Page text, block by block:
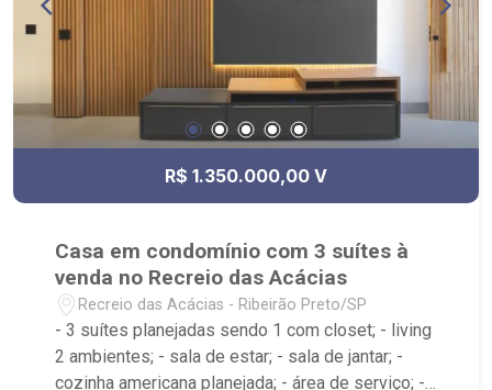
R$ 1.350.000,00 V
Casa em condomínio com 3 suítes à
venda no Recreio das Acácias
Recreio das Acácias - Ribeirão Preto/SP
- 3 suítes planejadas sendo 1 com closet; - living
2 ambientes; - sala de estar; - sala de jantar; -
cozinha americana planejada; - área de serviço; -